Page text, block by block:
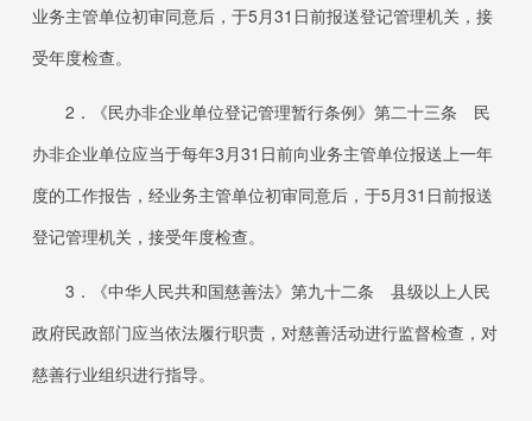
业务主管单位初审同意后，于5月31 日前报送登记管理机关，接
受年度检查。
2．
《民办非企业单位登记管理暂行条例》第二十三条 民
办非企业单位应当于每年3月31 日前向业务主管单位报送上一年
度的工作报告，经业务主管单位初审同意后，于5月31 日前报送
登记管理机关，接受年度检查。
3．
《中华人民共和国慈善法》第九十二条 县级以上人民
政府民政部门应当依法履行职责，对慈善活动进行监督检查，对
慈善行业组织进行指导。